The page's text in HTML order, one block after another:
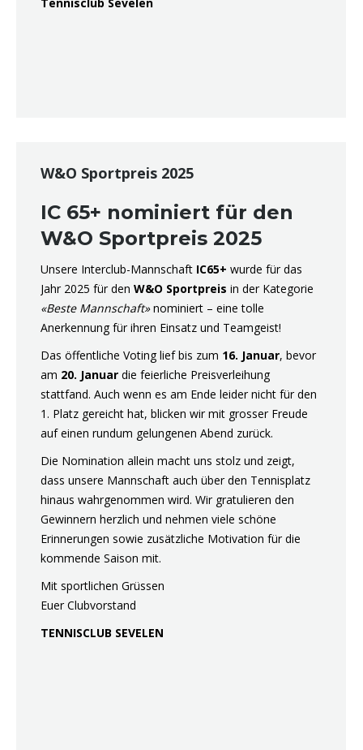
W&O Sportpreis 2025
IC 65+ nominiert für den
W&O Sportpreis 2025
Unsere Interclub-Mannschaft IC65+ wurde für das
Jahr 2025 für den W&O Sportpreis in der Kategorie
«Beste Mannschaft»nominiert – eine tolle
Anerkennung für ihren Einsatz und Teamgeist!
Das öffentliche Voting lief bis zum 16. Januar, bevor
am 20. Januar die feierliche Preisverleihung
stattfand. Auch wenn es am Ende leider nicht für den
1. Platz gereicht hat, blicken wir mit grosser Freude
auf einen rundum gelungenen Abend zurück.
Die Nomination allein macht uns stolz und zeigt,
dass unsere Mannschaft auch über den Tennisplatz
hinaus wahrgenommen wird. Wir gratulieren den
Gewinnern herzlich und nehmen viele schöne
Erinnerungen sowie zusätzliche Motivation für die
kommende Saison mit.
Mit sportlichen Grüssen
Euer Clubvorstand
TENNISCLUB SEVELEN